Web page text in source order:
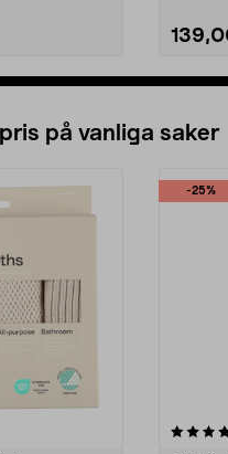
på vanliga saker
-25%